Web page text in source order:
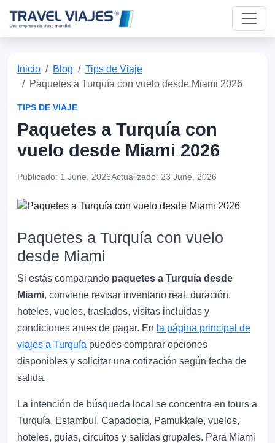
Inicio Blog
Tips de Viaje
Paquetes a Turquía con vuelo desde Miami 2026
TIPS DE VIAJE
Paquetes a Turquía con
vuelo desde Miami 2026
Publicado: 1 June, 2026Actualizado: 23 June, 2026
Paquetes a Turquía con vuelo
desde Miami
Si estás comparando paquetes a Turquía desde
Miami, conviene revisar inventario real, duración,
hoteles, vuelos, traslados, visitas incluidas y
condiciones antes de pagar. En la página principal de
viajes a Turquía puedes comparar opciones
disponibles y solicitar una cotización según fecha de
salida.
La intención de búsqueda local se concentra en tours a
Turquía, Estambul, Capadocia, Pamukkale, vuelos,
hoteles, guías, circuitos y salidas grupales. Para Miami